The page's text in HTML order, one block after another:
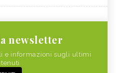
newsletter
e informazioni sugli ultimi